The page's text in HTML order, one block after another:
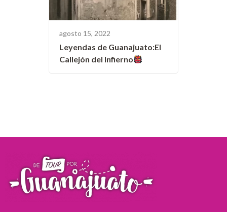
agosto 15, 2022
Leyendas de Guanajuato:El
Callejón del Infierno